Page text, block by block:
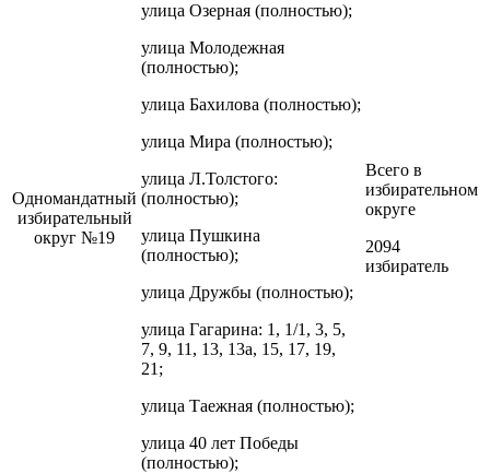
Одномандатный
избирательный
округ №19
улица Озерная (полностью);
улица Молодежная
(полностью);
улица Бахилова (полностью);
улица Мира (полностью);
улица Л.Толстого:
(полностью);
улица Пушкина
(полностью);
улица Дружбы (полностью);
улица Гагарина: 1, 1/1, 3, 5,
7, 9, 11, 13, 13а, 15, 17, 19,
21;
улица Таежная (полностью);
улица 40 лет Победы
(полностью);
Всего в
избирательном
округе
2094
избиратель